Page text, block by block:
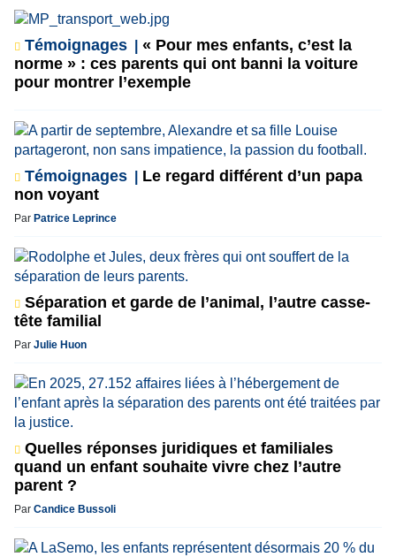
Témoignages
« Pour mes enfants, c’est la
norme » : ces parents qui ont banni la voiture
pour montrer l’exemple
Témoignages
Le regard différent d’un papa
non voyant
Par Patrice Leprince
Séparation et garde de l’animal, l’autre casse-
tête familial
Par Julie Huon
Quelles réponses juridiques et familiales
quand un enfant souhaite vivre chez l’autre
parent ?
Par Candice Bussoli